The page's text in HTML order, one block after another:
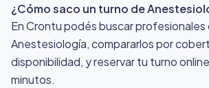
¿Cómo saco un turno de
En Crontu podés buscar profesionales
Anestesiología, compararlos por
disponibilidad, y reservar tu turno
minutos.